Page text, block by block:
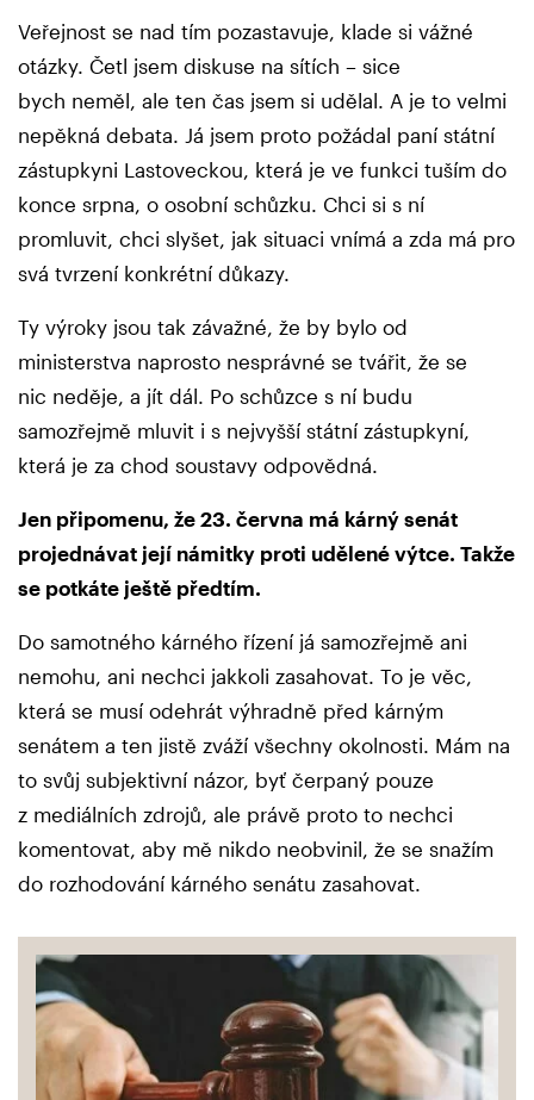
Veřejnost se nad tím pozastavuje, klade si vážné
otázky. Četl jsem diskuse na sítích – sice
bych neměl, ale ten čas jsem si udělal. A je to velmi
nepěkná debata. Já jsem proto požádal paní státní
zástupkyni Lastoveckou, která je ve funkci tuším do
konce srpna, o osobní schůzku. Chci si s ní
promluvit, chci slyšet, jak situaci vnímá a zda má pro
svá tvrzení konkrétní důkazy.
Ty výroky jsou tak závažné, že by bylo od
ministerstva naprosto nesprávné se tvářit, že se
nic neděje, a jít dál. Po schůzce s ní budu
samozřejmě mluvit i s nejvyšší státní zástupkyní,
která je za chod soustavy odpovědná.
Jen připomenu, že 23. června má kárný senát
projednávat její námitky proti udělené výtce. Takže
se potkáte ještě předtím.
Do samotného kárného řízení já samozřejmě ani
nemohu, ani nechci jakkoli zasahovat. To je věc,
která se musí odehrát výhradně před kárným
senátem a ten jistě zváží všechny okolnosti. Mám na
to svůj subjektivní názor, byť čerpaný pouze
z mediálních zdrojů, ale právě proto to nechci
komentovat, aby mě nikdo neobvinil, že se snažím
do rozhodování kárného senátu zasahovat.